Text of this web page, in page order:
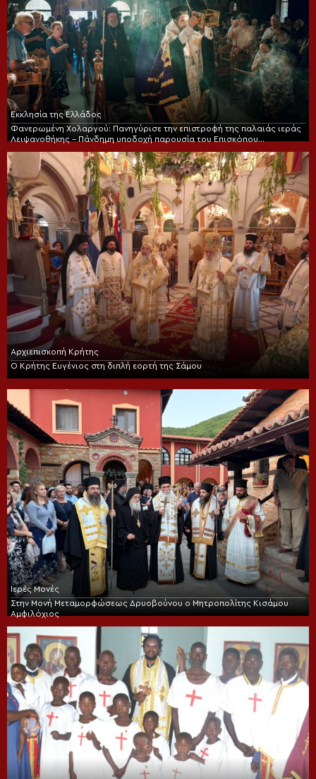
Εκκλησία της Ελλάδος
Φανερωμένη Χολαργού: Πανηγύρισε την επιστροφή της παλαιάς ιεράς
Λειψανοθήκης – Πάνδημη υποδοχή παρουσία του Επισκόπου
Αρχιεπισκοπή Κρήτης
Ο Κρήτης Ευγένιος στη διπλή εορτή της Σάμου
Ιερές Μονές
Στην Μονή Μεταμορφώσεως Δρυοβούνου ο Μητροπολίτης Κισάμου
Αμφιλόχιος